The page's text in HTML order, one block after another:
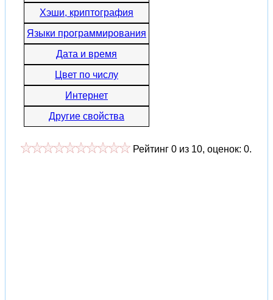
Хэши, криптография
Языки программирования
Дата и время
Цвет по числу
Интернет
Другие свойства
Рейтинг 0 из 10, оценок: 0.